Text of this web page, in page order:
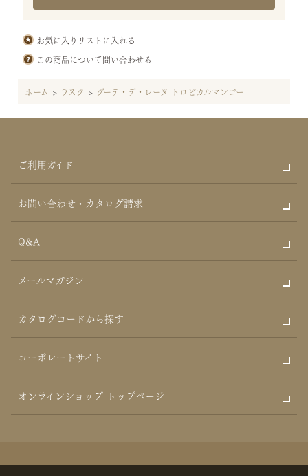
お気に入りリストに入れる
この商品について問い合わせる
ホーム > ラスク > グーテ・デ・レーヌ トロピカルマンゴー
ご利用ガイド
お問い合わせ・カタログ請求
Q&A
メールマガジン
カタログコードから探す
コーポレートサイト
オンラインショップ トップページ